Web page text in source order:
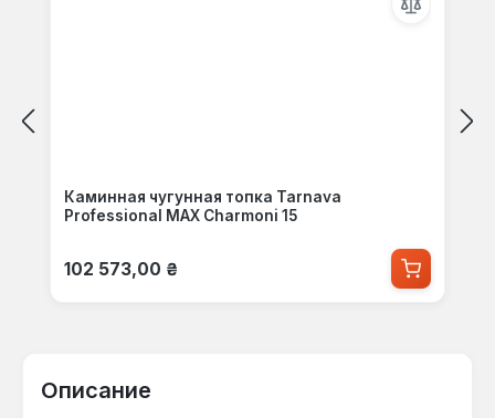
Каминная чугунная топка Tarnava
Professional MAX Charmoni 15
Обычная цена:
102 573,00 ₴
Описание